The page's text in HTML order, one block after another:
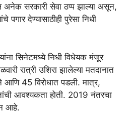
सरकारी सेवा ठप्प झाल्या असून,
पगार देण्यासाठीही पुरेसा निधी
यांना सिनेटमध्ये निधी विधेयक मंजूर
रात्री उशिरा झालेल्या मतदानात
45 विरोधात पडली. मात्र,
आवश्यकता होती. 2019 नंतरचा
आहे.